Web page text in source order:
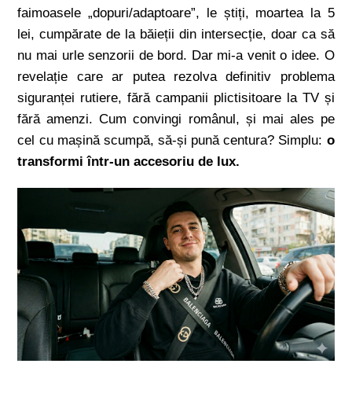
faimoasele „dopuri/adaptoare”, le știți, moartea la 5
lei, cumpărate de la băieții din intersecție, doar ca să
nu mai urle senzorii de bord. Dar mi-a venit o idee. O
revelație care ar putea rezolva definitiv problema
siguranței rutiere, fără campanii plictisitoare la TV și
fără amenzi. Cum convingi românul, și mai ales pe
cel cu mașină scumpă, să-și pună centura? Simplu: o
transformi într-un accesoriu de lux.